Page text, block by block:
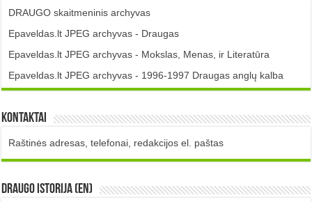
DRAUGO skaitmeninis archyvas
Epaveldas.lt JPEG archyvas - Draugas
Epaveldas.lt JPEG archyvas - Mokslas, Menas, ir Literatūra
Epaveldas.lt JPEG archyvas - 1996-1997 Draugas anglų kalba
Kontaktai
Raštinės adresas, telefonai, redakcijos el. paštas
DRAUGO istorija (EN)